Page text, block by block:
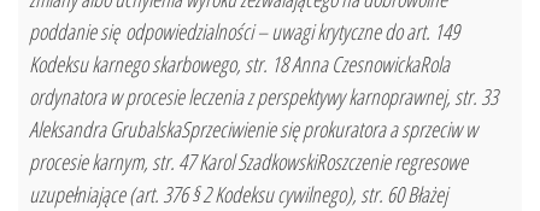
poddanie się odpowiedzialności – uwagi krytyczne do art. 149
Kodeksu karnego skarbowego, str. 18 Anna CzesnowickaRola
ordynatora w procesie leczenia z perspektywy karnoprawnej, str. 33
Aleksandra GrubalskaSprzeciwienie się prokuratora a sprzeciw w
procesie karnym, str. 47 Karol SzadkowskiRoszczenie regresowe
uzupełniające (art. 376 § 2 Kodeksu cywilnego), str. 60 Błażej